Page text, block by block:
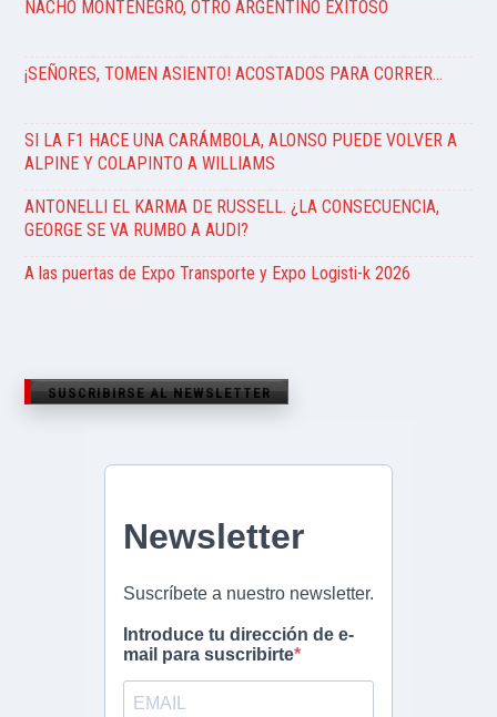
NACHO MONTENEGRO, OTRO ARGENTINO EXITOSO
¡SEÑORES, TOMEN ASIENTO! ACOSTADOS PARA CORRER…
SI LA F1 HACE UNA CARÁMBOLA, ALONSO PUEDE VOLVER A
ALPINE Y COLAPINTO A WILLIAMS
ANTONELLI EL KARMA DE RUSSELL. ¿LA CONSECUENCIA,
GEORGE SE VA RUMBO A AUDI?
A las puertas de Expo Transporte y Expo Logisti-k 2026
SUSCRIBIRSE AL NEWSLETTER